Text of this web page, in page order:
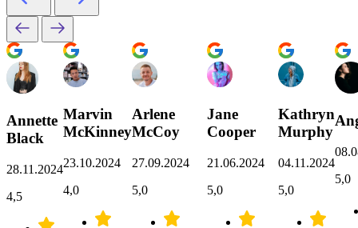
Annette
Black
28.11.2024
4,5
Marvin
McKinney
23.10.2024
4,0
Arlene
McCoy
27.09.2024
5,0
Jane
Cooper
21.06.2024
5,0
Kathryn
Murphy
04.11.2024
5,0
5,0